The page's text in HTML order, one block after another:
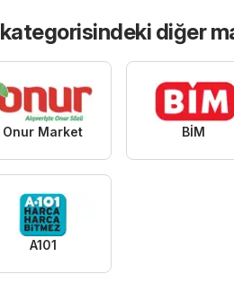
diğer
Onur Market BİM
A101